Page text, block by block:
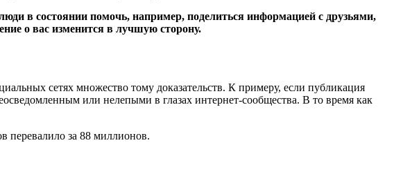
в состоянии помочь, например, поделиться информацией с друзьями,
о вас изменится в лучшую сторону.
сетях множество тому доказательств. К примеру, если публикация
или нелепыми в глазах интернет-сообщества. В то время как
перевалило за 88 миллионов.